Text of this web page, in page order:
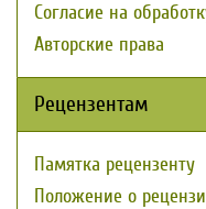
Согласие на
Авторские права
Рецензентам
Памятка рецензенту
Положение о